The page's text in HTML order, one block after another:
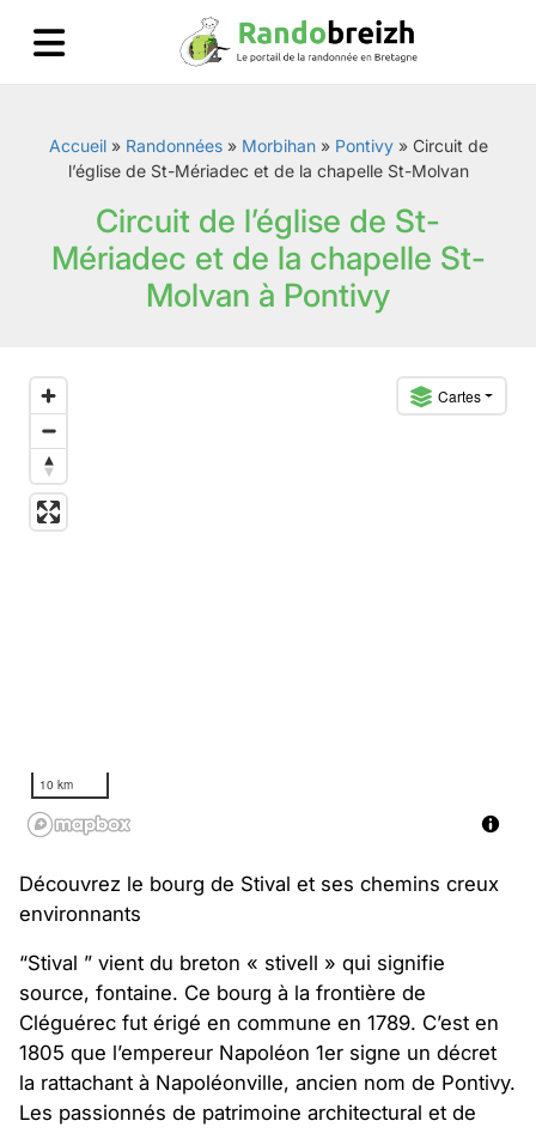
Accueil» Randonnées» Morbihan» Pontivy» Circuit de
l’église de St-Mériadec et de la chapelle St-Molvan
Circuit de l’église de St-
Mériadec et de la chapelle St-
Molvan à Pontivy
Cartes
10 km
Découvrez le bourg de Stival et ses chemins creux
environnants
“Stival ” vient du breton « stivell » qui signifie
source, fontaine. Ce bourg à la frontière de
Cléguérec fut érigé en commune en 1789. C’est en
1805 que l’empereur Napoléon 1er signe un décret
la rattachant à Napoléonville, ancien nom de Pontivy.
Les passionnés de patrimoine architectural et de